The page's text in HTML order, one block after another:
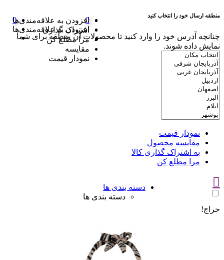
منطقه ارسال خود را انتخاب کنید
چنانچه آدرس خود را وارد کنید تا محصولات آن منطقه برای شما
نمایش داده شوند.
نمودار قیمت
مقایسه محصول
به اشتراک گذاری کالا
مرا مطلع کن
0
افزودن به علاقه‌مندی‌ها
0
دسته بندی ها
دسته بندی ها
بر اساس نوع
حراج!
افزودن به علاقه‌مندی‌ها
اشتراک گذاری
مرا مطلع کن
مقایسه
نمودار قیمت